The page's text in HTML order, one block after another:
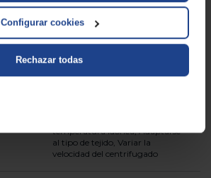
Configurar cookies
Rechazar todas
temperatura idónea, Adaptarse
al tipo de tejido, Variar la
velocidad del centrifugado